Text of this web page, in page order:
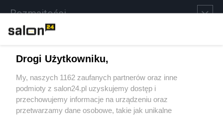
Rozmaitości
Sport
Społeczeństwo
Drogi Użytkowniku,
My, naszych 1162 zaufanych partnerów oraz inne
podmioty z salon24.pl uzyskujemy dostęp i
przechowujemy informacje na urządzeniu oraz
przetwarzamy dane osobowe, takie jak unikalne